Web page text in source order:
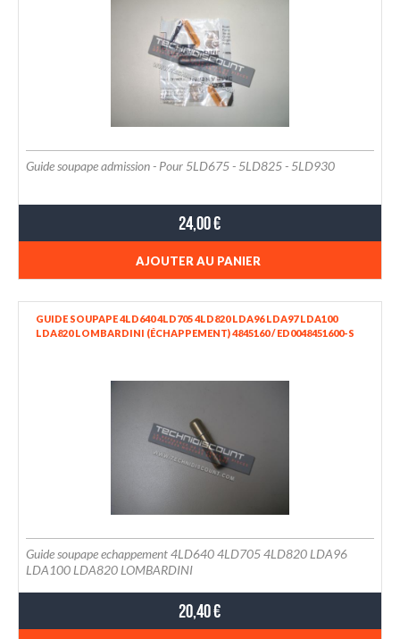
Guide soupape admission - Pour 5LD675 - 5LD825 - 5LD930
24,00 €
AJOUTER AU PANIER
GUIDE SOUPAPE 4LD640 4LD705 4LD820 LDA96 LDA97 LDA100
LDA820 LOMBARDINI (ÉCHAPPEMENT) 4845160 / ED0048451600-S
Guide soupape echappement 4LD640 4LD705 4LD820 LDA96
LDA100 LDA820 LOMBARDINI
20,40 €